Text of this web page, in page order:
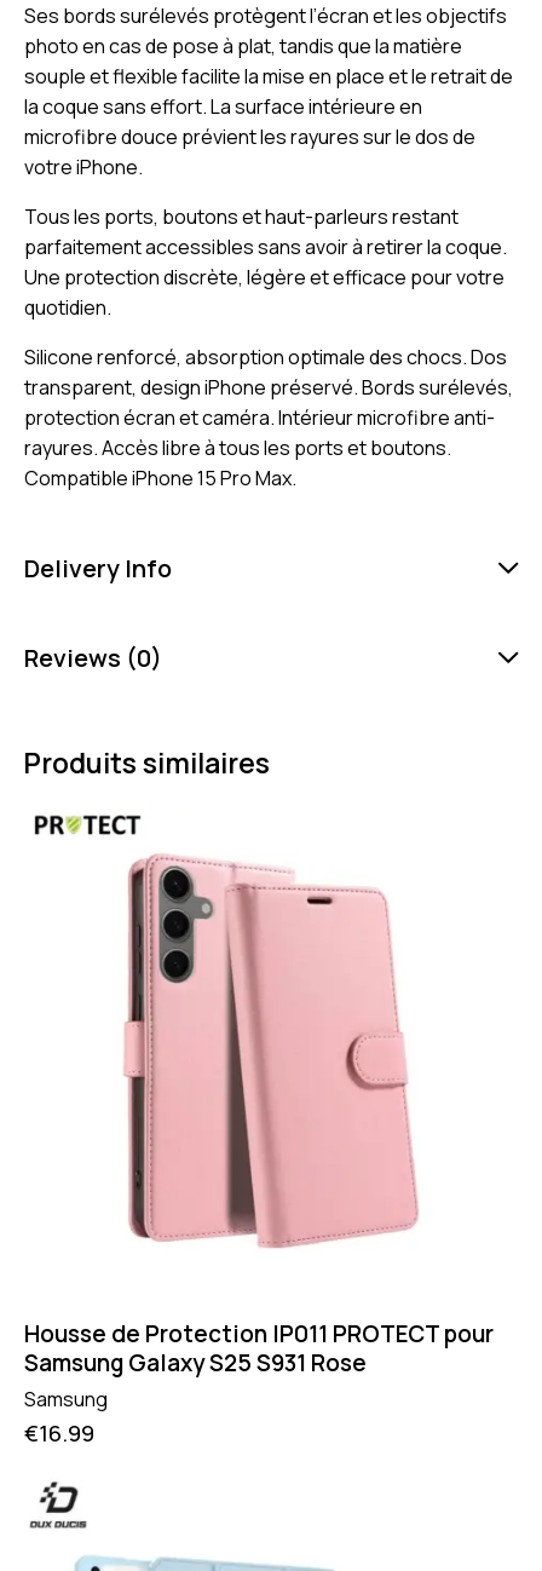
Ses bords surélevés protègent l’écran et les objectifs
photo en cas de pose à plat, tandis que la matière
souple et flexible facilite la mise en place et le retrait de
la coque sans effort. La surface intérieure en
microfibre douce prévient les rayures sur le dos de
votre iPhone.
Tous les ports, boutons et haut-parleurs restant
parfaitement accessibles sans avoir à retirer la coque.
Une protection discrète, légère et efficace pour votre
quotidien.
Silicone renforcé, absorption optimale des chocs. Dos
transparent, design iPhone préservé. Bords surélevés,
protection écran et caméra. Intérieur microfibre anti-
rayures. Accès libre à tous les ports et boutons.
Compatible iPhone 15 Pro Max.
Delivery Info
Reviews (0)
Produits similaires
Housse de Protection IP011 PROTECT pour
Samsung Galaxy S25 S931 Rose
Samsung
€16.99